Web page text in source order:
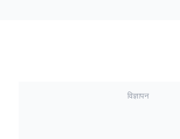
विज्ञापन